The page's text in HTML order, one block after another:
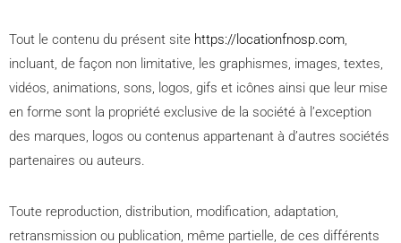
Tout le contenu du présent site https://locationfnosp.com,
incluant, de façon non limitative, les graphismes, images, textes,
vidéos, animations, sons, logos, gifs et icônes ainsi que leur mise
en forme sont la propriété exclusive de la société à l’exception
des marques, logos ou contenus appartenant à d’autres sociétés
partenaires ou auteurs.
Toute reproduction, distribution, modification, adaptation,
retransmission ou publication, même partielle, de ces différents